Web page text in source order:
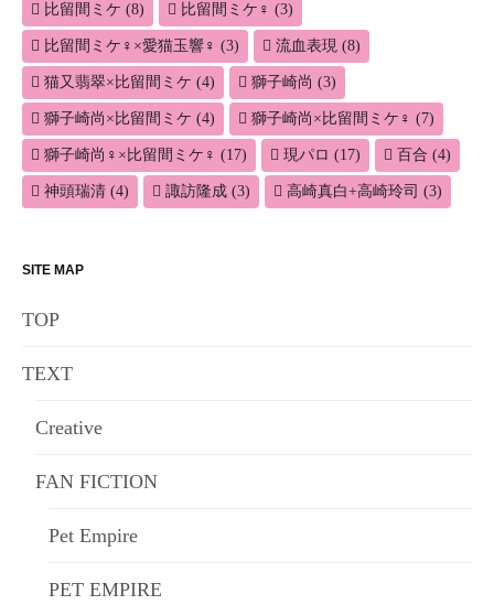
比留間ミケ (8) 比留間ミケ♀ (3)
比留間ミケ♀×愛猫玉響♀ (3) 流血表現 (8)
猫又翡翠×比留間ミケ (4) 獅子崎尚 (3)
獅子崎尚×比留間ミケ (4) 獅子崎尚×比留間ミケ♀ (7)
獅子崎尚♀×比留間ミケ♀ (17) 現パロ (17) 百合 (4)
神頭瑞清 (4) 諏訪隆成 (3) 高崎真白+高崎玲司 (3)
SITE MAP
TOP
TEXT
Creative
FAN FICTION
Pet Empire
PET EMPIRE